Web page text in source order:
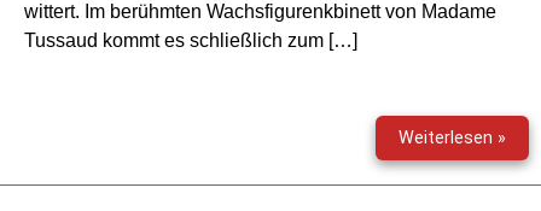
wittert. Im berühmten Wachsfigurenkbinett von Madame
Tussaud kommt es schließlich zum […]
Weiterlesen »
Dr.
Dr.